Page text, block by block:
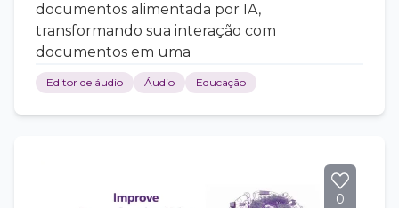
documentos alimentada por IA,
transformando sua interação com
documentos em uma
Editor de áudio Áudio Educação
0